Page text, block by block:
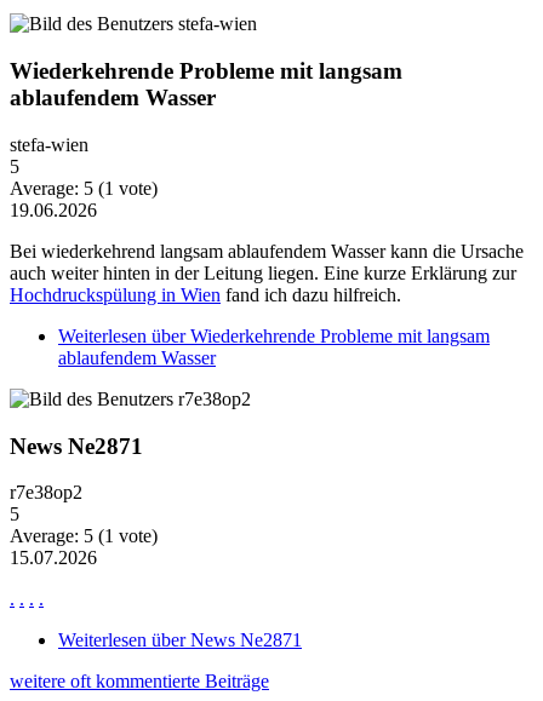
Wiederkehrende Probleme mit langsam
ablaufendem Wasser
stefa-wien
5
Average: 5 (1 vote)
19.06.2026
Bei wiederkehrend langsam ablaufendem Wasser kann die Ursache
auch weiter hinten in der Leitung liegen. Eine kurze Erklärung zur
Hochdruckspülung in Wien fand ich dazu hilfreich.
Weiterlesen über Wiederkehrende Probleme mit langsam
ablaufendem Wasser
News Ne2871
r7e38op2
5
Average: 5 (1 vote)
15.07.2026
. . . .
Weiterlesen über News Ne2871
weitere oft kommentierte Beiträge